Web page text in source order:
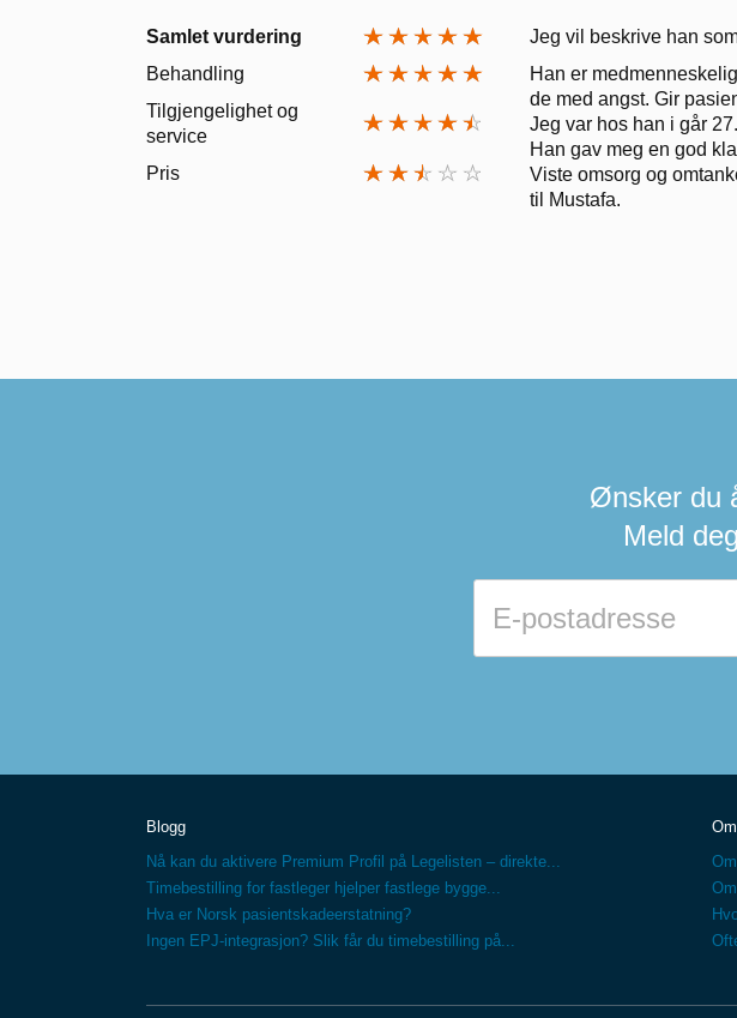
Samlet vurdering
Behandling
Tilgjengelighet og
service
Pris
Jeg vil beskrive han
Han er
de med angst. Gir
Jeg var hos han i går
Han gav meg en god
Viste omsorg og
til Mustafa.
Ønsker du
Meld
Blogg
Nå kan du aktivere Premium Profil på Legelisten – direkte...
Timebestilling for fastleger hjelper fastlege bygge...
Hva er Norsk pasientskadeerstatning?
Ingen EPJ-integrasjon? Slik får du timebestilling på...